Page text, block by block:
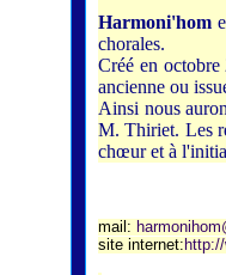
Harmoni'hom
chorales.
Créé en
ancienne ou
Ainsi nous
M. Thiriet. Les
chœur et à
mail:
site internet: